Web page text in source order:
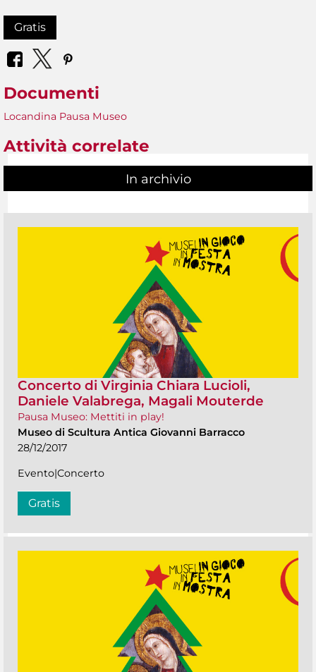
Gratis
Documenti
Locandina Pausa Museo
Attività correlate
In archivio
Concerto di Virginia Chiara Lucioli,
Daniele Valabrega, Magali Mouterde
Pausa Museo: Mettiti in play!
Museo di Scultura Antica Giovanni Barracco
28/12/2017
Evento|Concerto
Gratis